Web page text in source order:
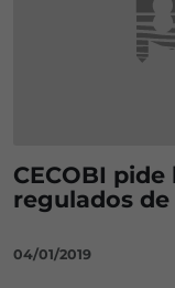
CECOBI
regulados
04/01/2019